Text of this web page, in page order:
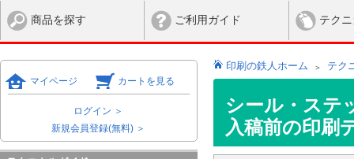
商品を探す ご利用ガイド テク
マイページ カートを見る
ログイン ＞
新規会員登録(無料) ＞
印刷の鉄人ホーム テク
シール・ステ
入稿前の印刷